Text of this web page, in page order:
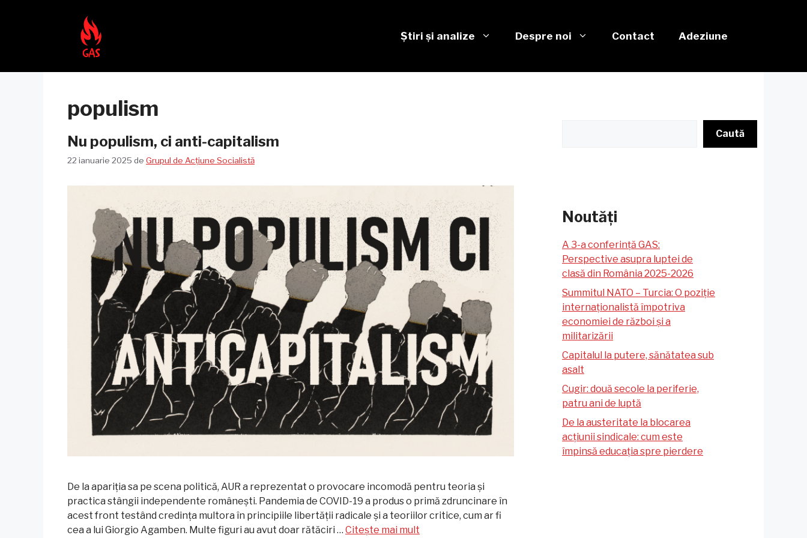
Știri și analize Despre noi Contact Adeziune
populism
Nu populism, ci anti-capitalism
22 ianuarie 2025 de Grupul de Acțiune Socialistă
De la apariția sa pe scena politică, AUR a reprezentat o provocare incomodă pentru teoria și
practica stângii independente românești. Pandemia de COVID-19 a produs o primă zdruncinare în
acest front testând credința multora în principiile libertății radicale și a teoriilor critice, cum ar fi
cea a lui Giorgio Agamben. Multe figuri au avut doar rătăciri … Citește mai mult
Caută
Noutăți
A 3-a conferință GAS:
Perspective asupra luptei de
clasă din România 2025-2026
Summitul NATO – Turcia: O poziție
internaționalistă împotriva
economiei de război și a
militarizării
Capitalul la putere, sănătatea sub
asalt
Cugir: două secole la periferie,
patru ani de luptă
De la austeritate la blocarea
acțiunii sindicale: cum este
împinsă educația spre pierdere